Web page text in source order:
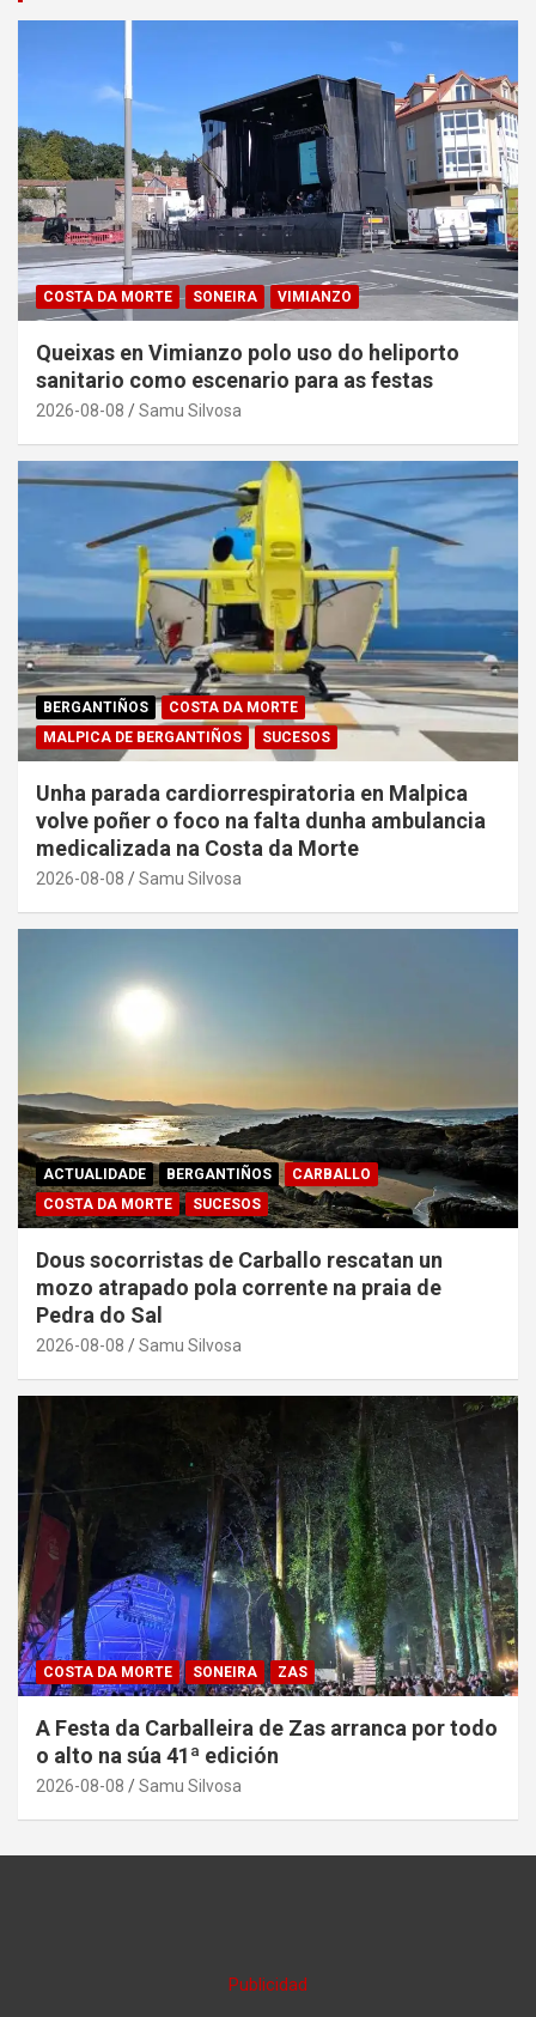
COSTA DA MORTE SONEIRA VIMIANZO
Queixas en Vimianzo polo uso do heliporto
sanitario como escenario para as festas
2026-08-08 Samu Silvosa
BERGANTIÑOS
COSTA DA MORTE
MALPICA DE BERGANTIÑOS
SUCESOS
Unha parada cardiorrespiratoria en Malpica
volve poñer o foco na falta dunha ambulancia
medicalizada na Costa da Morte
2026-08-08 Samu Silvosa
ACTUALIDADE BERGANTIÑOS
CARBALLO
COSTA DA MORTE
SUCESOS
Dous socorristas de Carballo rescatan un
mozo atrapado pola corrente na praia de
Pedra do Sal
2026-08-08 Samu Silvosa
COSTA DA MORTE SONEIRA ZAS
A Festa da Carballeira de Zas arranca por todo
o alto na súa 41ª edición
2026-08-08 Samu Silvosa
Publicidad